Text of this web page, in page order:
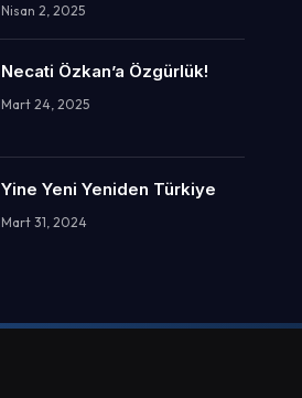
Nisan 2, 2025
Necati Özkan’a Özgürlük!
Mart 24, 2025
Yine Yeni Yeniden Türkiye
Mart 31, 2024